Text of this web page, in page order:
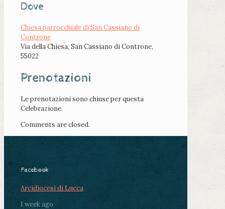
Dove
Chiesa parrocchiale di San Cassiano di
Controne
Via della Chiesa, San Cassiano di Controne,
55022
Prenotazioni
Le prenotazioni sono chiuse per questa
Celebrazione.
Comments are closed.
Facebook
Arcidiocesi di Lucca
1 week ago